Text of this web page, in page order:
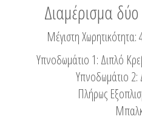
Διαμέρισμα
Μέγιστη
Υπνοδωμάτιο 1: Διπλό
Υπνοδωμάτιο 2:
Πλήρως